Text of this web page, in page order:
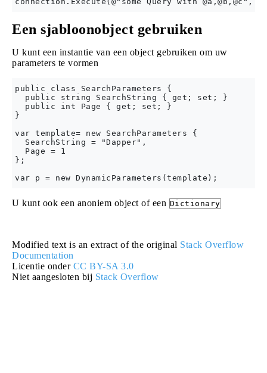
Een sjabloonobject gebruiken
U kunt een instantie van een object gebruiken om uw
parameters te vormen
public class SearchParameters {
  public string SearchString { get; set; }
  public int Page { get; set; }
}
var template= new SearchParameters {
  SearchString = "Dapper",
  Page = 1
};
U kunt ook een anoniem object of een Dictionary
Modified text is an extract of the original Stack Overflow
Documentation
Licentie onder CC BY-SA 3.0
Niet aangesloten bij Stack Overflow